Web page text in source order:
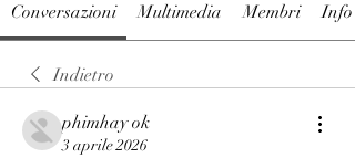
Conversazioni Multimedia Membri Info
Indietro
phimhay ok
3 aprile 2026